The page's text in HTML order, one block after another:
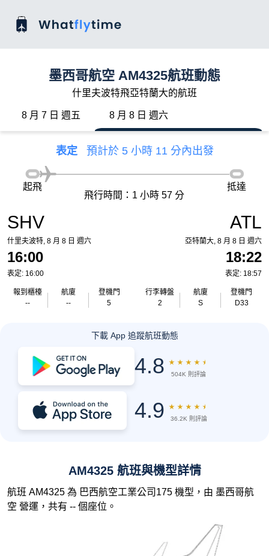
墨西哥航空 AM4325航班動態
什里夫波特飛亞特蘭大的航班
8 月 7 日 週五 8 月 8 日 週六
表定 預計於 5 小時 11 分內出發
SHV
什里夫波特, 8 月 8 日 週六
16:00
表定: 16:00
報到櫃檯
--
航廈
--
登機門
5
起飛
飛行時間：1 小時 57 分
抵達
ATL
亞特蘭大, 8 月 8 日 週六
18:22
表定: 18:57
行李轉盤
2
航廈
S
登機門
D33
下載 App 追蹤航班動態
4.8 ★ ★ ★ ★ ★
504K 則評論
4.9 ★ ★ ★ ★ ★
36.2K 則評論
AM4325 航班與機型詳情
航班 AM4325 為 巴西航空工業公司175 機型，由 墨西哥航
空 營運，共有 -- 個座位。